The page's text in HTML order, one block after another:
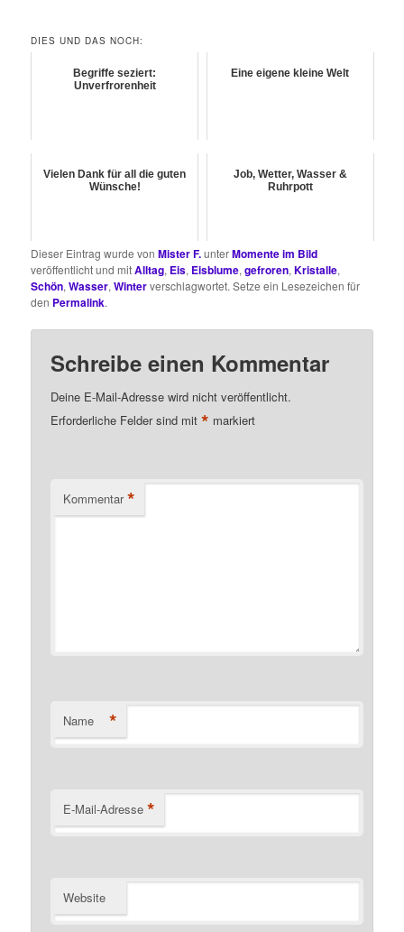
DIES UND DAS NOCH:
Begriffe seziert:
Unverfrorenheit
Eine eigene kleine Welt
Vielen Dank für all die guten
Wünsche!
Job, Wetter, Wasser &
Ruhrpott
Dieser Eintrag wurde vonMister F.unterMomente im Bild
veröffentlicht und mitAlltag, Eis, Eisblume,gefroren,Kristalle,
Schön,Wasser,Winterverschlagwortet. Setze ein Lesezeichen für
den Permalink.
Schreibe einen Kommentar
Deine E-Mail-Adresse wird nicht veröffentlicht.
Erforderliche Felder sind mit* markiert
Kommentar *
Name *
E-Mail-Adresse *
Website